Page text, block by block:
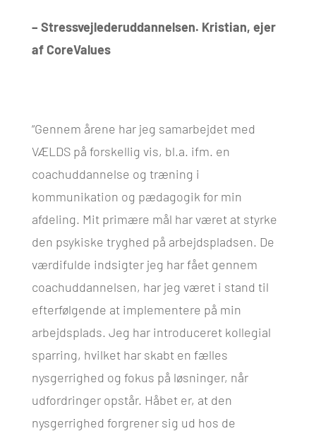
– Stressvejlederuddannelsen. Kristian, ejer
af CoreValues
“Gennem årene har jeg samarbejdet med
VÆLDS på forskellig vis, bl.a. ifm. en
coachuddannelse og træning i
kommunikation og pædagogik for min
afdeling. Mit primære mål har været at styrke
den psykiske tryghed på arbejdspladsen. De
værdifulde indsigter jeg har fået gennem
coachuddannelsen, har jeg været i stand til
efterfølgende at implementere på min
arbejdsplads. Jeg har introduceret kollegial
sparring, hvilket har skabt en fælles
nysgerrighed og fokus på løsninger, når
udfordringer opstår. Håbet er, at den
nysgerrighed forgrener sig ud hos de